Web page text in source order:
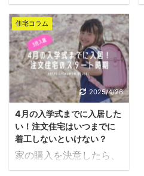
によって異なり、値引き
があるかどうかも違うの
です。 ▶家の公開で値
引きがある？ 値引き 見
学できる人 ハウスメーカ
ー A社 ○ 誰でも可 ハウ
スメーカー B社 △ 同社
との契約者のみ ハウスメ
ーカー C社 ✕ 見学会 ...
することが増えてきた
「防犯カメラ」。 最近で
は企業が経営する工場や
店舗だけではなく、一般
住宅のあいだでも導入が
広まっています。防犯カ
メラを設置することで、
どれほどの犯罪抑止効果
を得ることができるので
しょうか。 ダミーカメラ
との違いとともに紹介し
ます。 なぜ防犯カメラ
住宅コラム
2025/4/26
4月の入学式までに入居した
い！注文住宅はいつまでに
着工しないといけない？
家の購入を決意したら、
次はいつ家を建てていつ